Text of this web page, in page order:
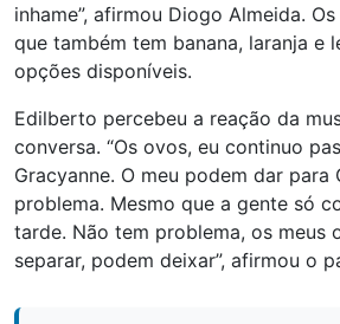
inhame”, afirmou Diogo Almeida.
que também tem banana, laranja e
opções disponíveis.
Edilberto percebeu a reação da
conversa. “Os ovos, eu continuo
Gracyanne. O meu podem dar para
problema. Mesmo que a gente só
tarde. Não tem problema, os meus
separar, podem deixar”, afirmou o